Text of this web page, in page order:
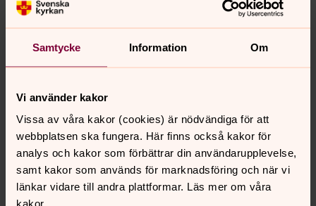
Samtycke Information Om
Vi använder kakor
Vissa av våra kakor (cookies) är nödvändiga för att
webbplatsen ska fungera. Här finns också kakor för
analys och kakor som förbättrar din användarupplevelse,
samt kakor som används för marknadsföring och när vi
länkar vidare till andra plattformar. Läs mer om våra
kakor.
Riksårsmöte 2026
Den 5-8 augusti är det riksårsmöte för
Svenska Kyrkans Unga – en öppen
gemenskap av unga människor som vill